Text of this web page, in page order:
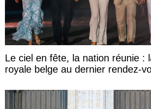
Le ciel en fête, la nation réunie :
royale belge au dernier rendez-